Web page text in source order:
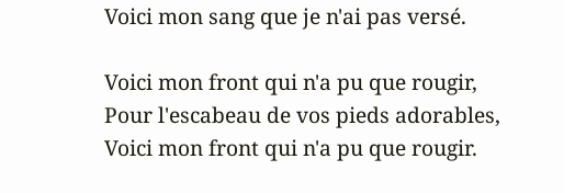
Voici mon sang que je n'ai pas versé.
Voici mon front qui n'a pu que rougir,
Pour l'escabeau de vos pieds adorables,
Voici mon front qui n'a pu que rougir.